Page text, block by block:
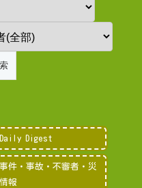
Daily Digest
事件・事故・不審者・災
報